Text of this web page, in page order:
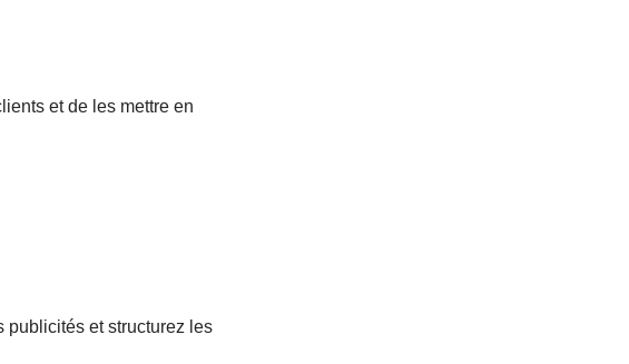
et de les mettre en
et structurez les